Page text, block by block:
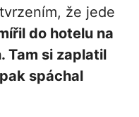
že jede
do hotelu na
Tam si zaplatil
spáchal